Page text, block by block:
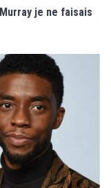
je ne faisais